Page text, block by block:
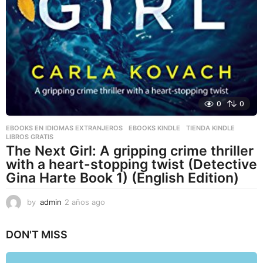
0 0
EBOOKS EN IDIOMAS EXTRANJEROS ,EBOOKS KINDLE ,TIENDA KINDLE
LIBROS GRATIS
The Next Girl: A gripping crime thriller
with a heart-stopping twist (Detective
Gina Harte Book 1) (English Edition)
by admin 2 años ago
DON'T MISS